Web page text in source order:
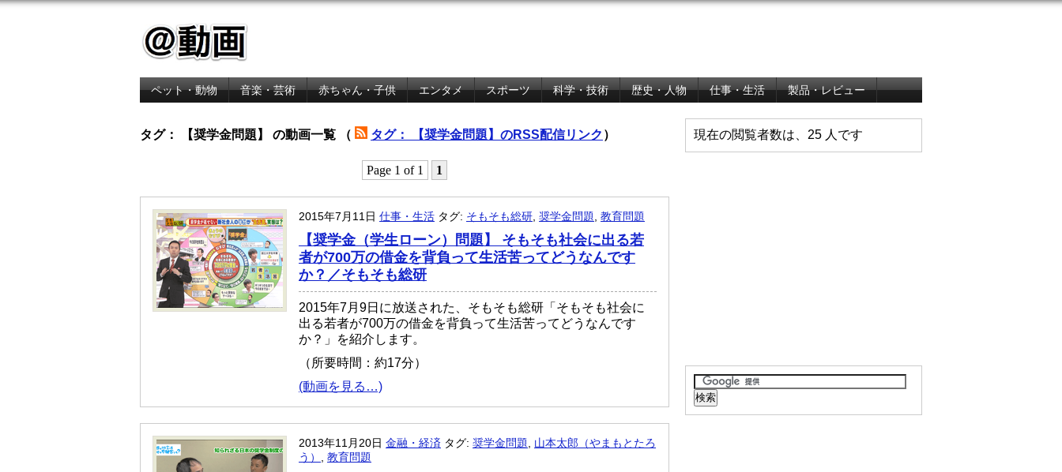
ペット・動物 音楽・芸術 赤ちゃん・子供 エンタメ スポーツ 科学・技術 歴史・人物 仕事・生活
製品・レビュー
タグ： 【奨学金問題】 の動画一覧 （ タグ： 【奨学金問題】のRSS配信リンク ）
Page 1 of 1 1
2015年7月11日 仕事・生活 タグ: そもそも総研 奨学金問題 教育問題
【奨学金（学生ローン）問題】 そもそも社会に出る若
者が700万の借金を背負って生活苦ってどうなんです
か？／そもそも総研
2015年7月9日に放送された、そもそも総研「そもそも社会に
出る若者が700万の借金を背負って生活苦ってどうなんです
か？」を紹介します。
（所要時間：約17分）
(動画を見る…)
2013年11月20日 金融・経済 タグ: 奨学金問題
山本太郎（やまもとたろ
う）
教育問題
現在の閲覧者数は、25 人です